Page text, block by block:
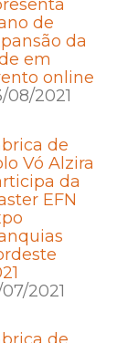
de
da
em
online
08/2021
de
Vó Alzira
da
EFN
07/2021